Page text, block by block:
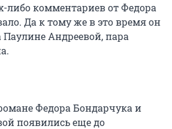
либо комментариев от Федора
Да к тому же в это время он
Андреевой, пара
Федора Бондарчука и
появились еще до